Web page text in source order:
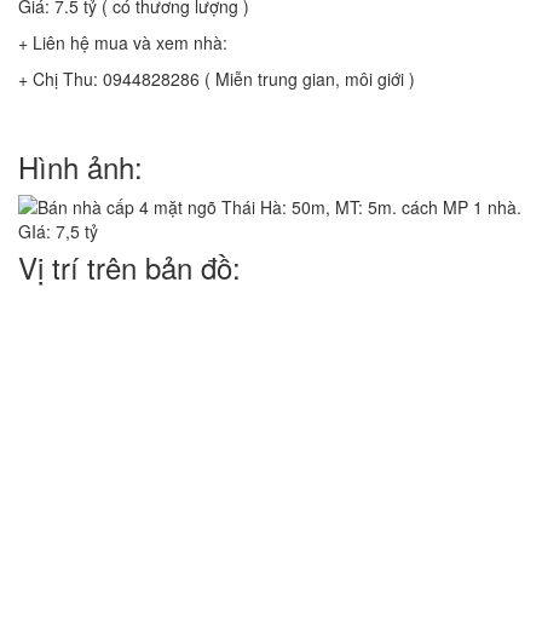
Giá: 7.5 tỷ ( có thương lượng )
+ Liên hệ mua và xem nhà:
+ Chị Thu: 0944828286 ( Miễn trung gian, môi giới )
Hình ảnh:
Vị trí trên bản đồ: